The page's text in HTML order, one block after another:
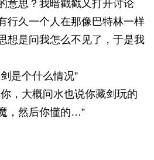
意思？我暗戳戳又打开讨论
行久一个人在那像巴特林一样
想是问我怎么不见了，于是我
是个什么情况”
，大概问水也说你藏剑玩的
，然后你懂的…”